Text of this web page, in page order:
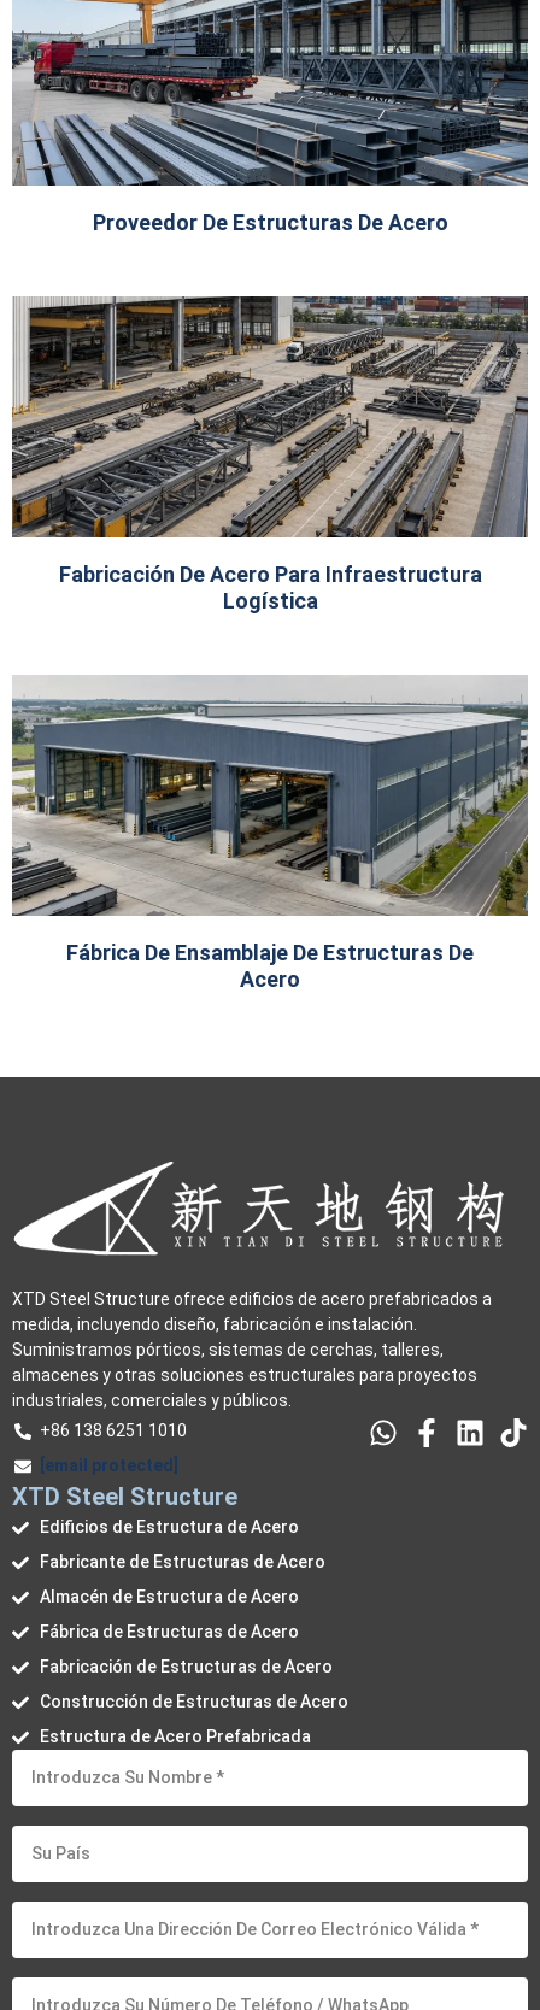
Proveedor De Estructuras De Acero
Fabricación De Acero Para Infraestructura
Logística
Fábrica De Ensamblaje De Estructuras De
Acero
XTD Steel Structure ofrece edificios de acero prefabricados a
medida, incluyendo diseño, fabricación e instalación.
Suministramos pórticos, sistemas de cerchas, talleres,
almacenes y otras soluciones estructurales para proyectos
industriales, comerciales y públicos.
+86 138 6251 1010
[email protected]
XTD Steel Structure
Edificios de Estructura de Acero
Fabricante de Estructuras de Acero
Almacén de Estructura de Acero
Fábrica de Estructuras de Acero
Fabricación de Estructuras de Acero
Construcción de Estructuras de Acero
Estructura de Acero Prefabricada